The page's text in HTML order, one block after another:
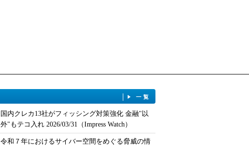
一覧
国内クレカ13社がフィッシング対策強化 金融"以
外"もテコ入れ 2026/03/31（Impress Watch）
令和７年におけるサイバー空間をめぐる脅威の情